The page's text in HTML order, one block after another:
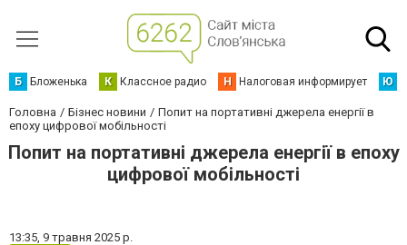
Б Бложенька К Классное радио Н Налоговая информирует Ю
Головна Бізнес новини
Попит на портативні джерела енергії в
епоху цифрової мобільності
Попит на портативні джерела енергії в епоху
цифрової мобільності
13:35, 9 травня 2025 р.